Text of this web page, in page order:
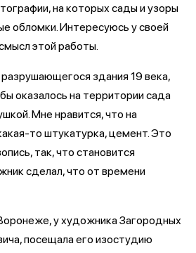
на которых сады и узоры
обломки. Интересуюсь у своей
этой работы.
здания 19 века,
оказалось на территории сада
Мне нравится, что на
то штукатурка, цемент. Это
так, что становится
сделал, что от времени
у художника Загородных
посещала его изостудию